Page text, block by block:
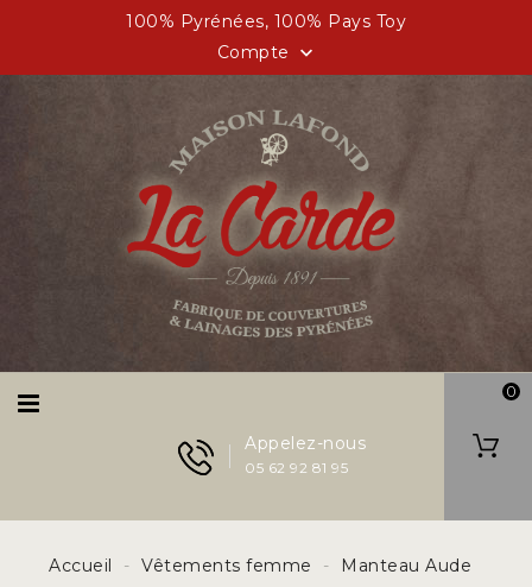
100% Pyrénées, 100% Pays Toy
Compte

Appelez-nous
05 62 92 81 95
0
Accueil Vêtements femme Manteau Aude